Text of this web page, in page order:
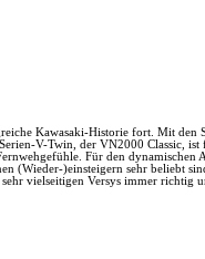
Kawasaki-Historie fort. Mit
V-Twin, der VN2000 Classic,
Für den
)einsteigern sehr beliebt
vielseitigen Versys immer richtig